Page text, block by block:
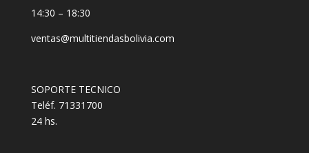
14:30 – 18:30
ventas@multitiendasbolivia.com
SOPORTE TECNICO
Teléf. 71331700
24 hs.